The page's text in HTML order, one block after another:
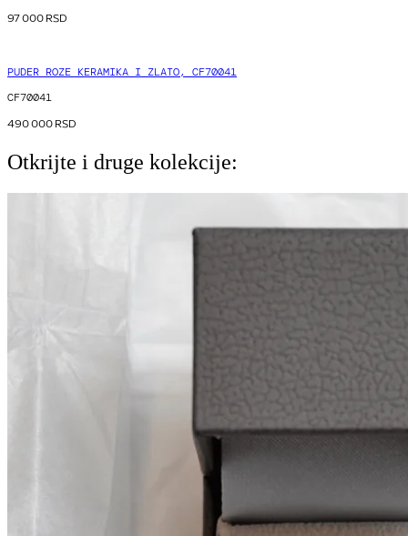
97 000RSD
PUDER ROZE KERAMIKA I ZLATO, CF70041
CF70041
490 000RSD
Otkrijte i druge kolekcije: